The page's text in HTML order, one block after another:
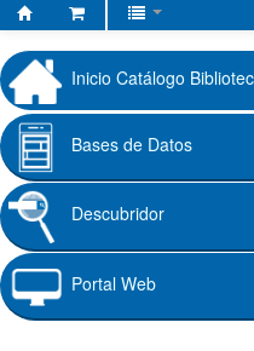
Fundación
Universitaria
Cafam
Inicio Catálogo
Bases de Datos
Descubridor
Portal Web